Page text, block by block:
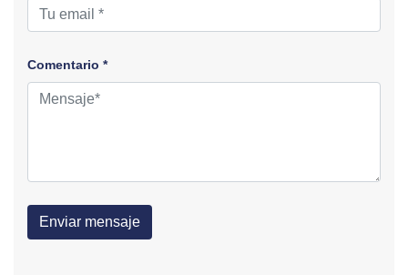
Comentario *